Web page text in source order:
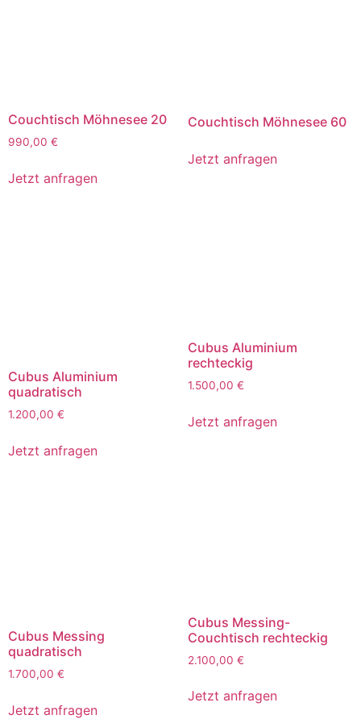
Couchtisch Möhnesee 20
990,00 €
Jetzt anfragen
Couchtisch Möhnesee 60
Jetzt anfragen
Cubus Aluminium
quadratisch
1.200,00 €
Jetzt anfragen
Cubus Aluminium
rechteckig
1.500,00 €
Jetzt anfragen
Cubus Messing
quadratisch
1.700,00 €
Jetzt anfragen
Cubus Messing-
Couchtisch rechteckig
2.100,00 €
Jetzt anfragen